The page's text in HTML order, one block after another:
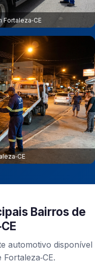
Bairros de
automotivo disponível